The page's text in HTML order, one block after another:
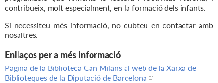
contribueix, molt especialment, en la formació dels infants.
Si necessiteu més informació, no dubteu en contactar amb
nosaltres.
Enllaços per a més informació
Pàgina de la Biblioteca Can Milans al web de la Xarxa de
Biblioteques de la Diputació de Barcelona